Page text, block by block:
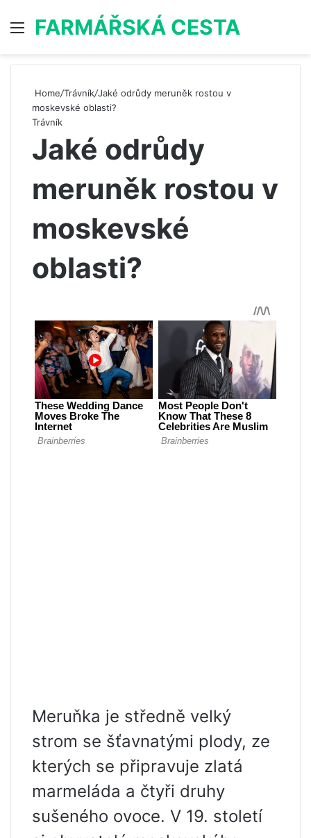
Menu
FARMÁŘSKÁ CESTA
Home/Trávník/Jaké odrůdy meruněk rostou v
moskevské oblasti?
Trávník
Jaké odrůdy
meruněk rostou v
moskevské
oblasti?
Meruňka je středně velký
strom se šťavnatými plody, ze
kterých se připravuje zlatá
marmeláda a čtyři druhy
sušeného ovoce. V 19. století